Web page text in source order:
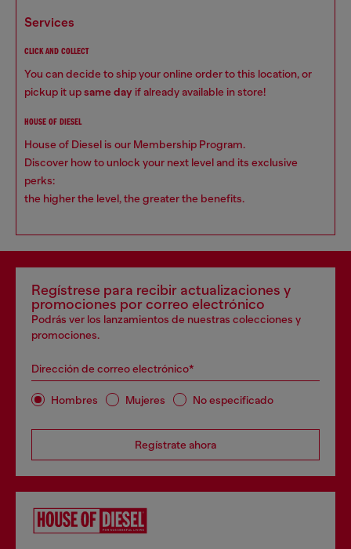
services
CLICK AND COLLECT
You can decide to ship your online order to this location, or
pickup it upsame day if already available in store!
HOUSE OF DIESEL
House of Diesel is our Membership Program.
Discover how to unlock your next level and its exclusive
perks:
the higher the level, the greater the benefits.
Regístrese para recibir actualizaciones y
promociones por correo electrónico
Podrás ver los lanzamientos de nuestras colecciones y
promociones.
Dirección de correo electrónico*
Hombres Mujeres No especificado
Regístrate ahora